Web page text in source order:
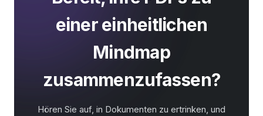
einer einheitlichen
Mindmap
zusammenzufassen?
Hören Sie auf, in Dokumenten zu ertrinken, und